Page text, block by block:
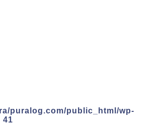
puralog.com/public_html/wp-
41